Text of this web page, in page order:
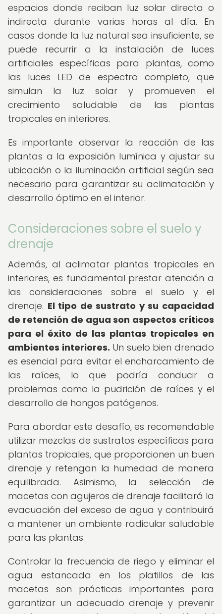
espacios donde reciban luz solar directa o
indirecta durante varias horas al día. En
casos donde la luz natural sea insuficiente, se
puede recurrir a la instalación de luces
artificiales específicas para plantas, como
las luces LED de espectro completo, que
simulan la luz solar y promueven el
crecimiento saludable de las plantas
tropicales en interiores.
Es importante observar la reacción de las
plantas a la exposición lumínica y ajustar su
ubicación o la iluminación artificial según sea
necesario para garantizar su aclimatación y
desarrollo óptimo en el interior.
Consideraciones sobre el suelo y
drenaje
Además, al aclimatar plantas tropicales en
interiores, es fundamental prestar atención a
las consideraciones sobre el suelo y el
drenaje. El tipo de sustrato y su capacidad
de retención de agua son aspectos críticos
para el éxito de las plantas tropicales en
ambientes interiores. Un suelo bien drenado
es esencial para evitar el encharcamiento de
las raíces, lo que podría conducir a
problemas como la pudrición de raíces y el
desarrollo de hongos patógenos.
Para abordar este desafío, es recomendable
utilizar mezclas de sustratos específicas para
plantas tropicales, que proporcionen un buen
drenaje y retengan la humedad de manera
equilibrada. Asimismo, la selección de
macetas con agujeros de drenaje facilitará la
evacuación del exceso de agua y contribuirá
a mantener un ambiente radicular saludable
para las plantas.
Controlar la frecuencia de riego y eliminar el
agua estancada en los platillos de las
macetas son prácticas importantes para
garantizar un adecuado drenaje y prevenir